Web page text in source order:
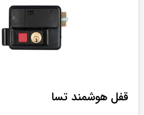
قفل هوشمند تسا